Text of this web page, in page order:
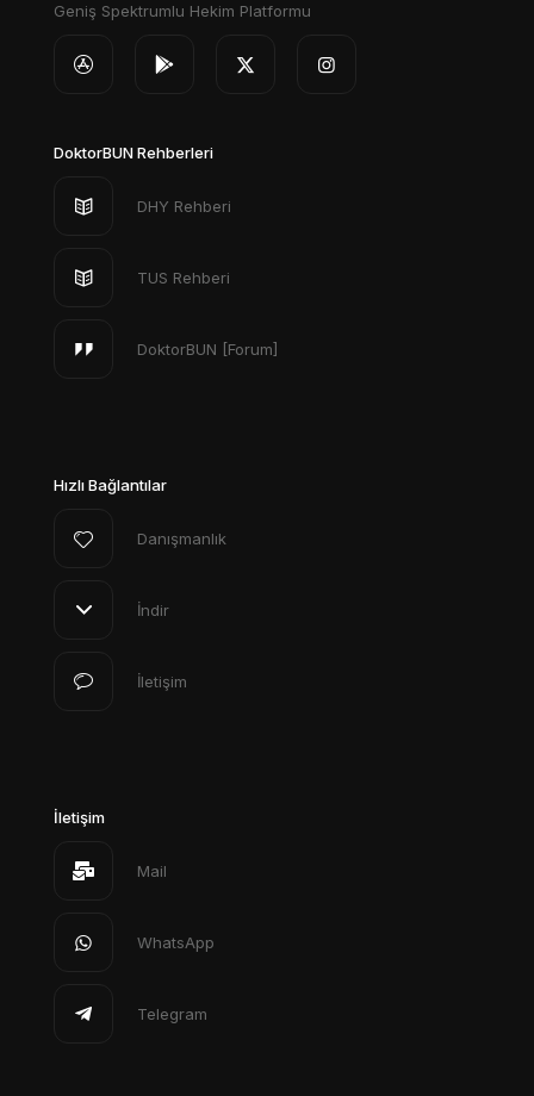
Geniş Spektrumlu Hekim Platformu
DoktorBUN Rehberleri
DHY Rehberi
TUS Rehberi
DoktorBUN [Forum]
Hızlı Bağlantılar
Danışmanlık
İndir
İletişim
İletişim
Mail
WhatsApp
Telegram